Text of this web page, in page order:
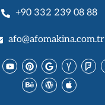
+90 332 239 08 88
afo@afomakina.com.tr